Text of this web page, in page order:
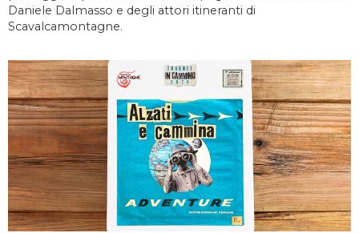
Daniele Dalmasso e degli attori itineranti di
Scavalcamontagne.